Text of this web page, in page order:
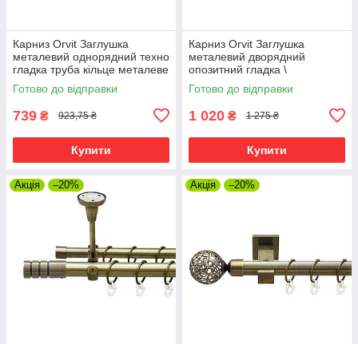
Карниз Orvit Заглушка
металевий однорядний техно
гладка труба кільце металеве
Антик 25 мм 200 см (00-
00025853)
Готово до відправки
739 ₴ 923,75 ₴
Купити
Карниз Orvit Заглушка
металевий дворядний
опозитний гладка \
профільна труба кільце
металеве Антик 25\19 мм 200
Готово до відправки
1 020 ₴ 1 275 ₴
Купити
Акція –20% Акція –20%